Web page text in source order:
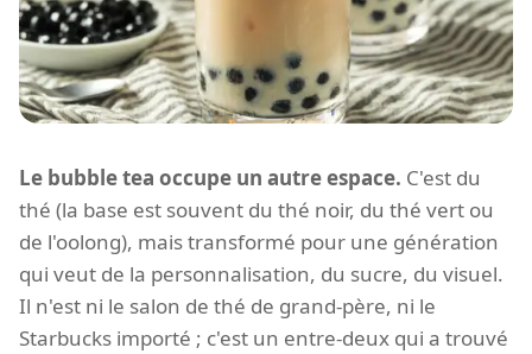
Le bubble tea occupe un autre espace. C'est du
thé (la base est souvent du thé noir, du thé vert ou
de l'oolong), mais transformé pour une génération
qui veut de la personnalisation, du sucre, du visuel.
Il n'est ni le salon de thé de grand-père, ni le
Starbucks importé ; c'est un entre-deux qui a trouvé